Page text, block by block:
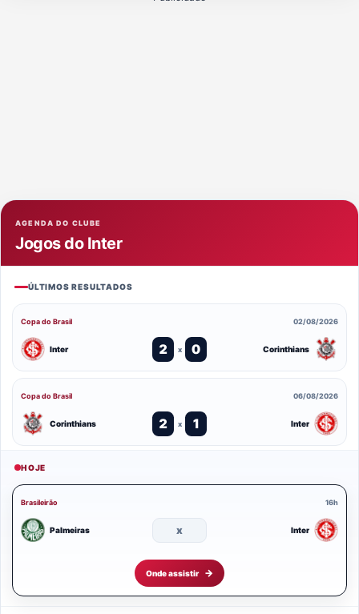
AGENDA DO CLUBE
Jogos do Inter
ÚLTIMOS RESULTADOS
Copa do Brasil 02/08/2026
Inter 2 x 0 Corinthians
Copa do Brasil 06/08/2026
Corinthians 2 x 1 Inter
HOJE
Brasileirão 16h
Palmeiras x Inter
Onde assistir